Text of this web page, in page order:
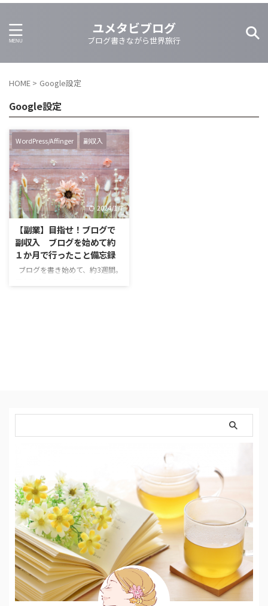
ユメタビブログ
ブログ書きながら世界旅行
HOME > Google設定
Google設定
WordPress/Affinger 副収入
2024/1/7
【副業】目指せ！ブログで
副収入 ブログを始めて約
１か月で行ったこと備忘録
ブログを書き始めて、約3週間。
た。 コメントでのやり取りも多
でもご飯行く子も出来た。 ブロ